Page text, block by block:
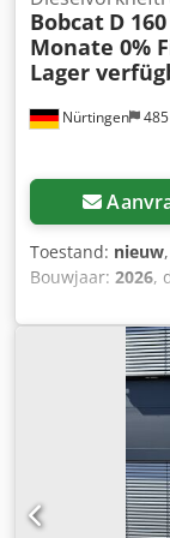
Nürtingen
Bobcat D
Monate 0%
Lager
Toestand: nieuw
Bouwjaar: 2026,
600 mm,
bouwhoogte:
voorbandmaat:
,
5218640